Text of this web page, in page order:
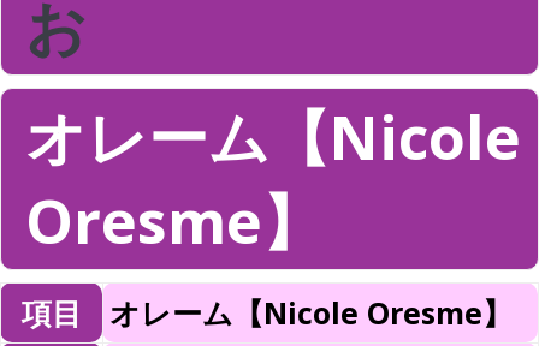
お
オレーム【Nicole
Oresme】
項目 オレーム【Nicole Oresme】